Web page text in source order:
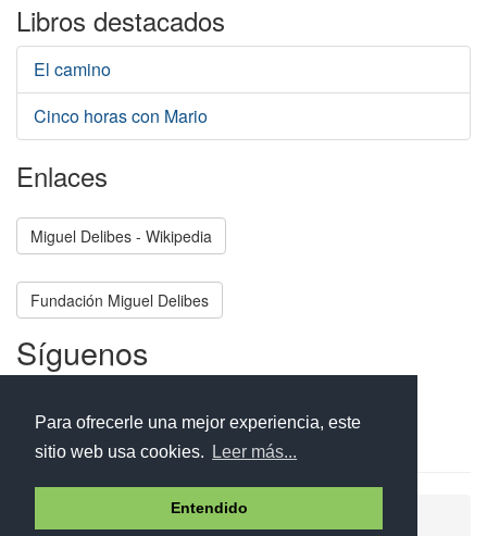
Para ofrecerle una mejor experiencia, este
sitio web usa cookies.
Leer más...
Entendido
Libros destacados
El camino
Cinco horas con Mario
Enlaces
Miguel Delibes - Wikipedia
Fundación Miguel Delibes
Síguenos
Aviso legal